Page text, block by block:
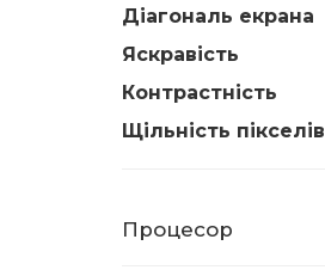
Діагональ екрана
Яскравість
Контрастність
Щільність пікселів
Процесор